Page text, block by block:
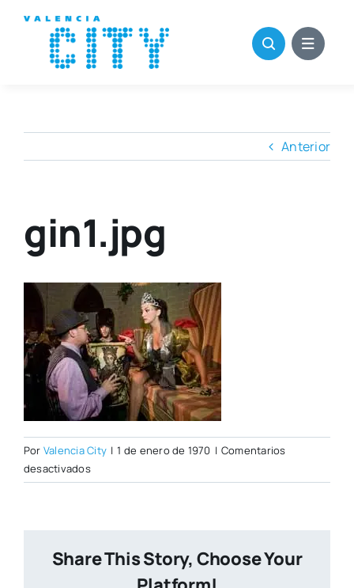
contenido
Anterior
gin1.jpg
Por Valencia City | 1 de enero de 1970 | Comentarios
desactivadosen
gin1.jpg
Share This Story, Choose Your